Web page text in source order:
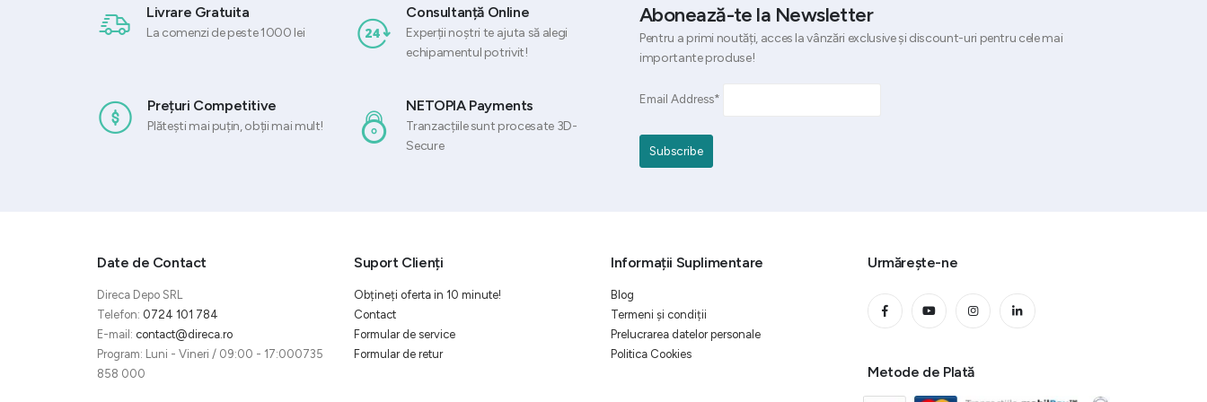
Livrare Gratuita
La comenzi de peste 1000 lei
Consultanță Online
Experții noștri te ajuta să alegi
echipamentul potrivit!
Prețuri Competitive
Plătești mai puțin, obții mai mult!
NETOPIA Payments
Tranzacțiile sunt procesate 3D-
Secure
Abonează-te la Newsletter
Pentru a primi noutăți, acces la vânzări exclusive și discount-uri pentru cele mai
importante produse!
Email Address*
Date de Contact
Direca Depo SRL
Telefon: 0724 101 784
E-mail: contact@direca.ro
Program: Luni - Vineri / 09:00 - 17:000735
858 000
Suport Clienți
Obțineți oferta in 10 minute!
Contact
Formular de service
Formular de retur
Informații Suplimentare
Blog
Termeni și condiții
Prelucrarea datelor personale
Politica Cookies
Urmărește-ne
Metode de Plată